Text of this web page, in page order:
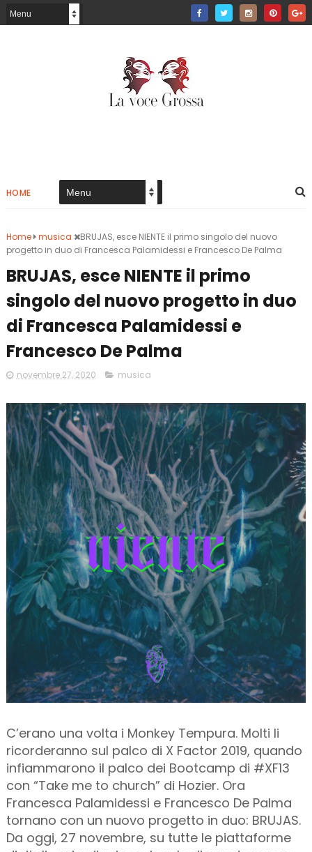
HOME
Home musica
BRUJAS, esce NIENTE il primo singolo del nuovo
progetto in duo di Francesca Palamidessi e Francesco De Palma
BRUJAS, esce NIENTE il primo
singolo del nuovo progetto in duo
di Francesca Palamidessi e
Francesco De Palma
novembre 27, 2020 musica
C’erano una volta i Monkey Tempura. Molti li
ricorderanno sul palco di X Factor 2019, quando
infiammarono il palco dei Bootcamp di #XF13
con “Take me to church” di Hozier. Ora
Francesca Palamidessi e Francesco De Palma
tornano con un nuovo progetto in duo: BRUJAS.
Da oggi, 27 novembre, su tutte le piattaforme